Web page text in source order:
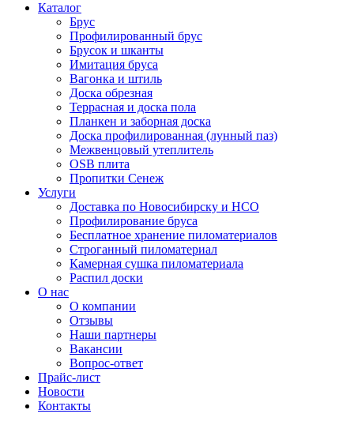
Каталог
Брус
Профилированный брус
Брусок и шканты
Имитация бруса
Вагонка и штиль
Доска обрезная
Террасная и доска пола
Планкен и заборная доска
Доска профилированная (лунный паз)
Межвенцовый утеплитель
OSB плита
Пропитки Сенеж
Услуги
Доставка по Новосибирску и НСО
Профилирование бруса
Бесплатное хранение пиломатериалов
Строганный пиломатериал
Камерная сушка пиломатериала
Распил доски
О нас
О компании
Отзывы
Наши партнеры
Вакансии
Вопрос-ответ
Прайс-лист
Новости
Контакты